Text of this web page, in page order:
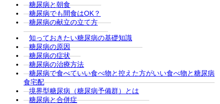
糖尿病と朝食
糖尿病でも間食はOK？
糖尿病の献立の立て方
知っておきたい糖尿病の基礎知識
糖尿病の原因
糖尿病の症状
糖尿病の治療方法
糖尿病で食べていい食べ物と控えた方がいい食べ物と糖尿病
食宅配
境界型糖尿病（糖尿病予備群）とは
糖尿病と合併症